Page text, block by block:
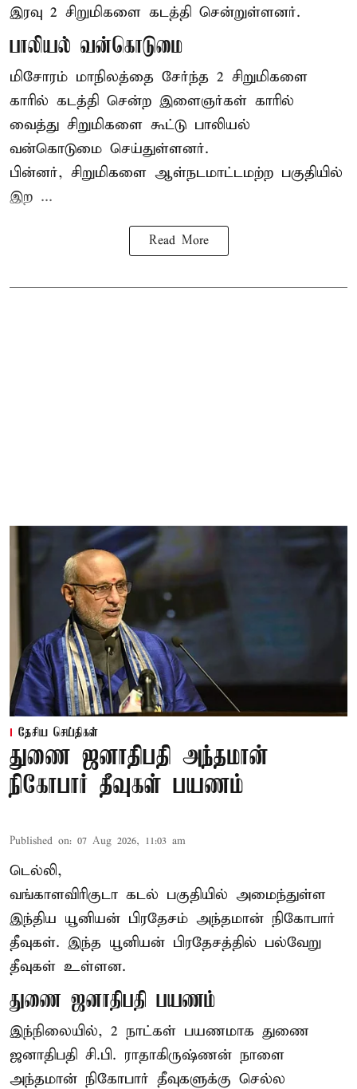
இரவு 2 சிறுமிகளை கடத்தி சென்றுள்ளனர்.
பாலியல் வன்கொடுமை
மிசோரம் மாநிலத்தை சேர்ந்த 2 சிறுமிகளை
காரில் கடத்தி சென்ற இளைஞர்கள் காரில்
வைத்து சிறுமிகளை கூட்டு பாலியல்
வன்கொடுமை செய்துள்ளனர்.
பின்னர், சிறுமிகளை ஆள்நடமாட்டமற்ற பகுதியில்
இற ...
Read More
தேசிய செய்திகள்
துணை ஜனாதிபதி அந்தமான்
நிகோபார் தீவுகள் பயணம்
Published on: 07 Aug 2026, 11:03 am
டெல்லி,
வங்காளவிரிகுடா கடல் பகுதியில் அமைந்துள்ள
இந்திய யூனியன் பிரதேசம் அந்தமான் நிகோபார்
தீவுகள். இந்த யூனியன் பிரதேசத்தில் பல்வேறு
தீவுகள் உள்ளன.
துணை ஜனாதிபதி பயணம்
இந்நிலையில், 2 நாட்கள் பயணமாக துணை
ஜனாதிபதி சி.பி. ராதாகிருஷ்ணன் நாளை
அந்தமான் நிகோபார் தீவுகளுக்கு செல்ல